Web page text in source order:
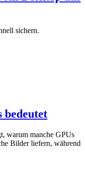
sichern.
bedeutet
warum manche GPUs
Bilder liefern, während